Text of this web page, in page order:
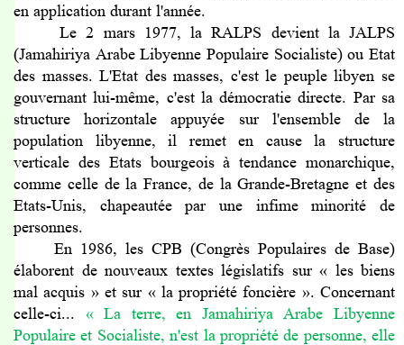
en application durant l'année.
Le 2 mars 1977, la RALPS devient la JALPS
(Jamahiriya Arabe Libyenne Populaire Socialiste) ou Etat
des masses. L'Etat des masses, c'est le peuple libyen se
gouvernant lui-même, c'est la démocratie directe. Par sa
structure horizontale appuyée sur l'ensemble de la
population libyenne, il remet en cause la structure
verticale des Etats bourgeois à tendance monarchique,
comme celle de la France, de la Grande-Bretagne et des
Etats-Unis, chapeautée par une infime minorité de
personnes.
En 1986, les CPB (Congrès Populaires de Base)
élaborent de nouveaux textes législatifs sur « les biens
mal acquis » et sur « la propriété foncière ». Concernant
celle-ci... « La terre, en Jamahiriya Arabe Libyenne
Populaire et Socialiste, n'est la propriété de personne, elle